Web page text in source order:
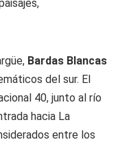
Bardas Blancas
del sur. El
40, junto al río
hacia La
entre los